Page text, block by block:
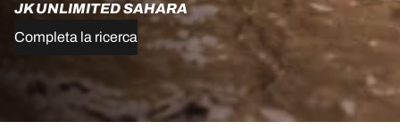
JK UNLIMITED SAHARA
Completa la ricerca